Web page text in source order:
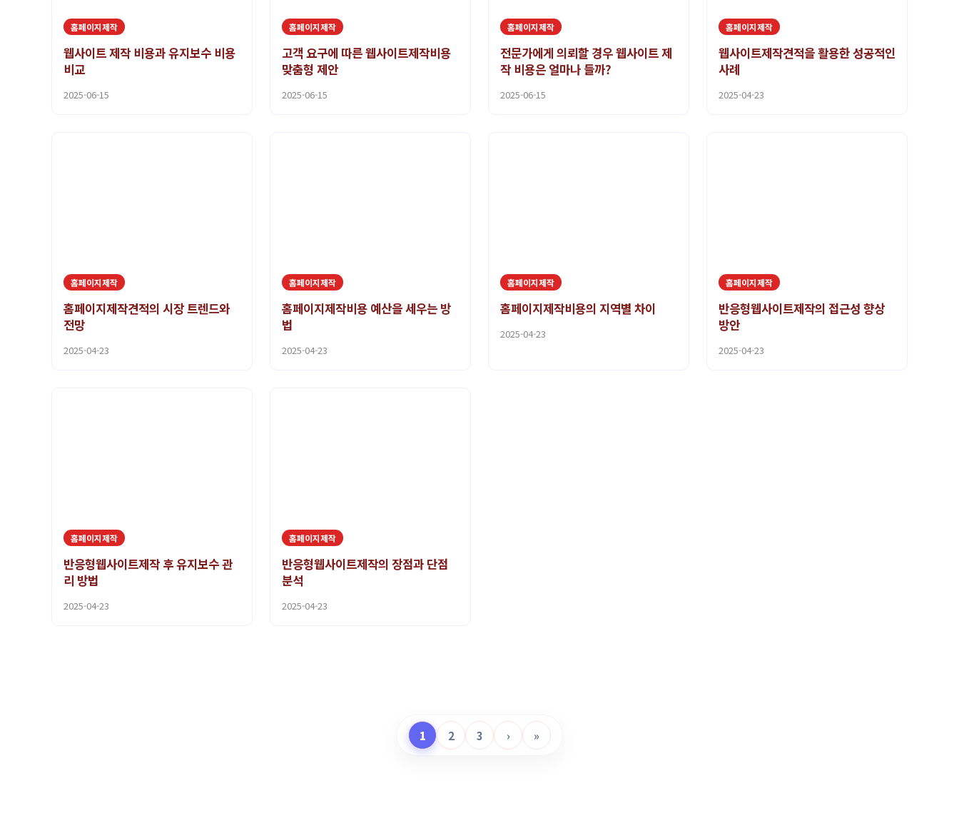
홈페이지제작
웹사이트 제작 비용과 유지보수 비용
비교
2025-06-15
홈페이지제작
고객 요구에 따른 웹사이트제작비용
맞춤형 제안
2025-06-15
홈페이지제작
전문가에게 의뢰할 경우 웹사이트 제
작 비용은 얼마나 들까?
2025-06-15
홈페이지제작
웹사이트제작견적을 활용한 성공적인
사례
2025-04-23
홈페이지제작
홈페이지제작견적의 시장 트렌드와
전망
2025-04-23
홈페이지제작
홈페이지제작비용 예산을 세우는 방
법
2025-04-23
홈페이지제작
홈페이지제작비용의 지역별 차이
2025-04-23
홈페이지제작
반응형웹사이트제작의 접근성 향상
방안
2025-04-23
홈페이지제작
반응형웹사이트제작 후 유지보수 관
리 방법
2025-04-23
홈페이지제작
반응형웹사이트제작의 장점과 단점
분석
2025-04-23
1 2 3 › »